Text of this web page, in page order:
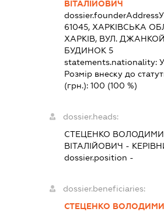
ВІТАЛІЙОВИЧ
dossier.founderAddress
61045, ХАРКІВСЬКА
ХАРКІВ, ВУЛ.
БУДИНОК 5
statements.nationality:
Розмір внеску до
(грн.):100 (100 %)
dossier.heads:
СТЕЦЕНКО
ВІТАЛІЙОВИЧ -
dossier.position -
dossier.beneficiaries:
СТЕЦЕНКО